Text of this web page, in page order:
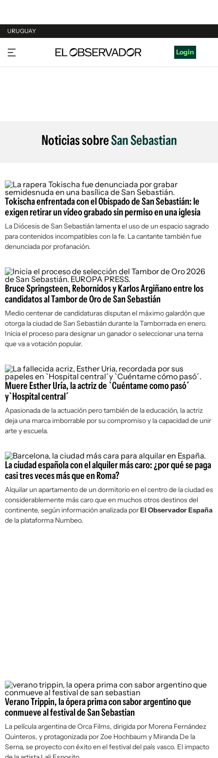
URUGUAY
URUGUAY
ARGENTINA
Login
Noticias sobreSan Sebastian
Tokischa enfrentada con el Obispado de San Sebastián: le
exigen retirar un vídeo grabado sin permiso en una iglesia
La Diócesis de San Sebastián lamenta el uso de un espacio sagrado
para contenidos incompatibles con la fe. La cantante también fue
denunciada por profanación.
Bruce Springsteen, Rebornidos y Karlos Argiñano entre los
candidatos al Tambor de Oro de San Sebastián
Medio centenar de candidaturas disputan el máximo galardón que
otorga la ciudad de San Sebastián durante la Tamborrada en enero.
Inicia el proceso para designar un ganador o seleccionar una terna
que va a votación popular.
Muere Esther Uría, la actriz de `Cuéntame como pasó´
y`Hospital central´
Apasionada de la actuación pero también de la educación, la actriz
deja una marca imborrable por su compromiso y la capacidad de unir
arte y escuela.
La ciudad española con el alquiler más caro: ¿por qué se paga
casi tres veces más que en Roma?
Alquilar un apartamento de un dormitorio en el centro de la ciudad es
considerablemente más caro que en muchos otros destinos del
continente, según información analizada porEl Observador España
de la plataforma Numbeo.
Verano Trippin, la ópera prima con sabor argentino que
conmueve al festival de San Sebastian
La película argentina de Orca Films, dirigida por Morena Fernández
Quinteros, y protagonizada por Zoe Hochbaum y Miranda De la
Serna, se proyecto con éxito en el festival del país vasco. El impacto